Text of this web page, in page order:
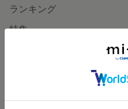
ランキング
特集
食品販売